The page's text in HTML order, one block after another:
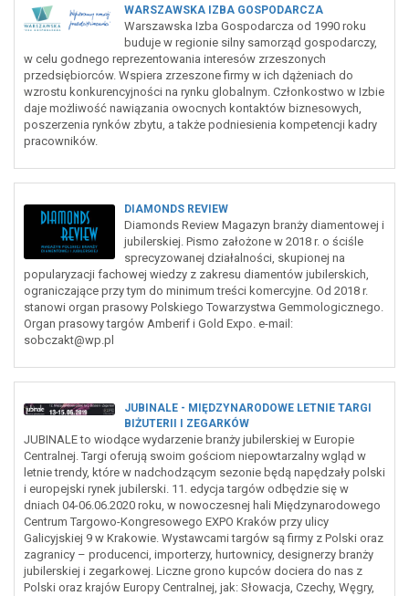
WARSZAWSKA IZBA GOSPODARCZA
Warszawska Izba Gospodarcza od 1990 roku
buduje w regionie silny samorząd gospodarczy,
w celu godnego reprezentowania interesów zrzeszonych
przedsiębiorców. Wspiera zrzeszone firmy w ich dążeniach do
wzrostu konkurencyjności na rynku globalnym. Członkostwo w Izbie
daje możliwość nawiązania owocnych kontaktów biznesowych,
poszerzenia rynków zbytu, a także podniesienia kompetencji kadry
pracowników.
DIAMONDS REVIEW
Diamonds Review Magazyn branży diamentowej i
jubilerskiej. Pismo założone w 2018 r. o ściśle
sprecyzowanej działalności, skupionej na
popularyzacji fachowej wiedzy z zakresu diamentów jubilerskich,
ograniczające przy tym do minimum treści komercyjne. Od 2018 r.
stanowi organ prasowy Polskiego Towarzystwa Gemmologicznego.
Organ prasowy targów Amberif i Gold Expo. e-mail:
sobczakt@wp.pl
JUBINALE - MIĘDZYNARODOWE LETNIE TARGI
BIŻUTERII I ZEGARKÓW
JUBINALE to wiodące wydarzenie branży jubilerskiej w Europie
Centralnej. Targi oferują swoim gościom niepowtarzalny wgląd w
letnie trendy, które w nadchodzącym sezonie będą napędzały polski
i europejski rynek jubilerski. 11. edycja targów odbędzie się w
dniach 04-06.06.2020 roku, w nowoczesnej hali Międzynarodowego
Centrum Targowo-Kongresowego EXPO Kraków przy ulicy
Galicyjskiej 9 w Krakowie. Wystawcami targów są firmy z Polski oraz
zagranicy – producenci, importerzy, hurtownicy, designerzy branży
jubilerskiej i zegarkowej. Liczne grono kupców dociera do nas z
Polski oraz krajów Europy Centralnej, jak: Słowacja, Czechy, Węgry,